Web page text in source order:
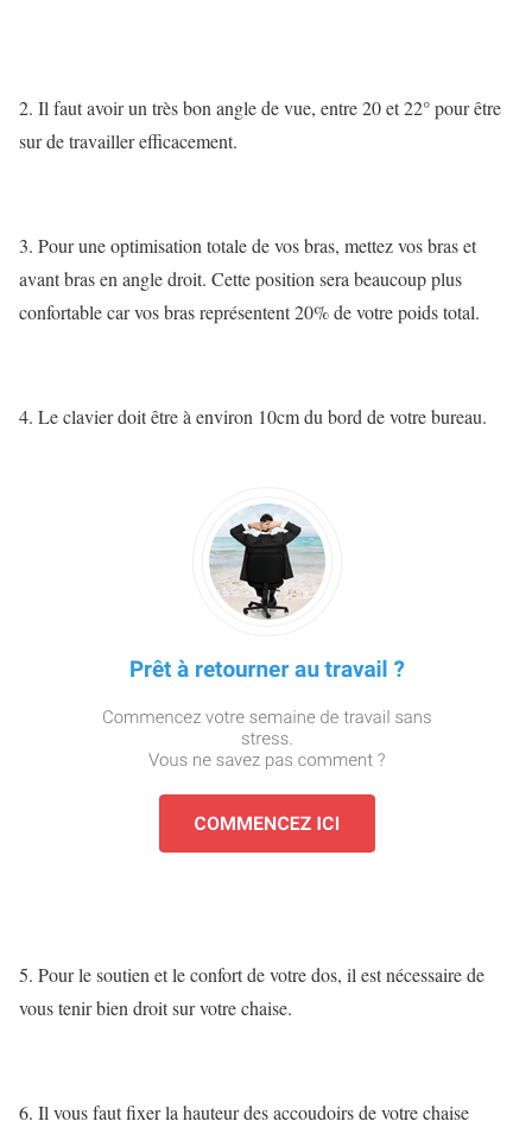
2. Il faut avoir un très bon angle de vue, entre 20 et 22° pour être
sur de travailler efficacement.
3. Pour une optimisation totale de vos bras, mettez vos bras et
avant bras en angle droit. Cette position sera beaucoup plus
confortable car vos bras représentent 20% de votre poids total.
4. Le clavier doit être à environ 10cm du bord de votre bureau.
5. Pour le soutien et le confort de votre dos, il est nécessaire de
vous tenir bien droit sur votre chaise.
6. Il vous faut fixer la hauteur des accoudoirs de votre chaise